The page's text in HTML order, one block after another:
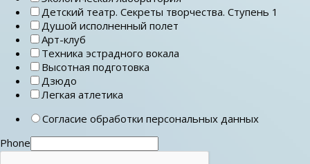
Детский театр. Секреты творчества. Ступень 1
Душой исполненный полет
Арт-клуб
Техника эстрадного вокала
Высотная подготовка
Дзюдо
Легкая атлетика
Согласие обработки персональных данных
Phone